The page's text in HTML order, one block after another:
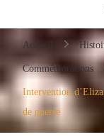
Accueil
Commémorations
Intervention
de guerre